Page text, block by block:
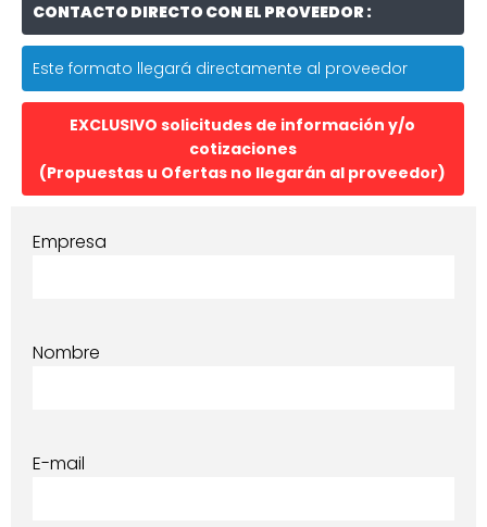
CONTACTO DIRECTO CON EL PROVEEDOR :
Este formato llegará directamente al proveedor
EXCLUSIVO solicitudes de información y/o
cotizaciones
(Propuestas u Ofertas no llegarán al proveedor)
Empresa
Nombre
E-mail